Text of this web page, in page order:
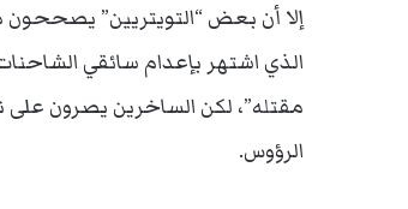
إلا أن بعض “التويتريين” يصححون
مقتله”، لكن الساخرين يصرون على
الرؤوس.